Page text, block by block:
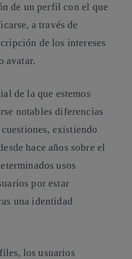
de un perfil con el que
a través de
de los intereses
avatar.
de la que estemos
notables diferencias
existiendo
hace años sobre el
usos
por estar
una identidad
los usuarios